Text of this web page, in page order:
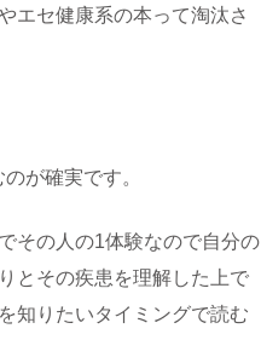
エセ健康系の本って淘汰さ
が確実です。
その人の1体験なので自分の
とその疾患を理解した上で
知りたいタイミングで読む